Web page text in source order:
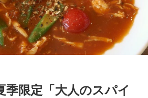
季限定「大人のスパイ